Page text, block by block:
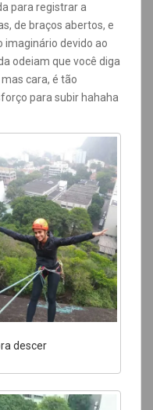
para registrar a
de braços abertos, e
imaginário devido ao
odeiam que você diga
cara, é tão
para subir hahaha
descer